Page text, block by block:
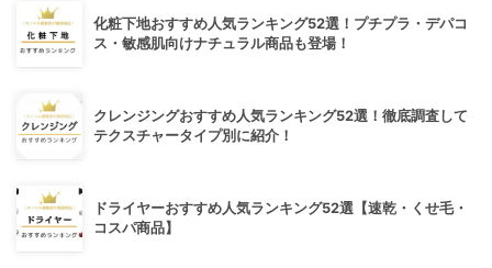
化粧下地おすすめ人気ランキング52選！プチプラ・デパコ
ス・敏感肌向けナチュラル商品も登場！
クレンジングおすすめ人気ランキング52選！徹底調査して
テクスチャータイプ別に紹介！
ドライヤーおすすめ人気ランキング52選【速乾・くせ毛・
コスパ商品】